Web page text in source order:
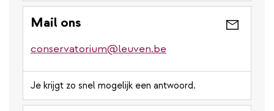
Mail ons
conservatorium@leuven.be
Je krijgt zo snel mogelijk een antwoord.